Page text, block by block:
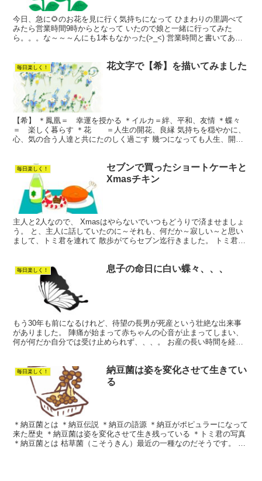
今日、急に🌻のお花を見に行く気持ちになって ひまわりの里調べて
みたら営業時間9時からとなって いたので娘と一緒に行ってみた
ら。。。な～～～んにも1本もなかった(>_<) 営業時間と書いてあっ
毎日楽しく！ 花文字で【希】を描いてみました
【希】 ＊鳳凰＝ 幸運を授かる ＊イルカ＝絆、平和、友情 ＊蝶々
＝ 楽しく暮らす ＊花 ＝人生の開花、良縁 気持ちを穏やかに、
心、気の合う人達と共にたのしく過ごす 幾つになっても人生、開
毎日楽しく！
セブンで買ったショートケーキと
Xmasチキン
主人と2人なので、 Xmasはやらないでいつもどうりで済ませましょ
う。 と、主人に話していたのに～それも、何だか～寂しい～と思い
まして、トミ君を連れて 散歩がてらセブン迄行きました。 トミ君は
毎日楽しく！ 息子の命日に白い蝶々、、、
もう30年も前になるけれど、待望の長男が死産という壮絶な出来事
がありました。 陣痛が始まって赤ちゃんの心音が止まってしまい、
何が何だか自分では受け止められず、、、。 お産の長い時間を経過
毎日楽しく！
納豆菌は姿を変化させて生きてい
る
＊納豆菌とは ＊納豆伝説 ＊納豆の語源 ＊納豆がポピュラーになって
来た歴史 ＊納豆菌は姿を変化させて生き残っている ＊トミ君の写真
＊納豆菌とは 枯草菌（こそうきん）最近の一種なのだそうです。 田